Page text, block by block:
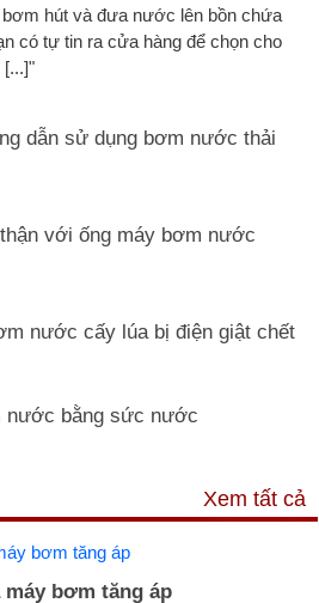
hút và đưa nước lên bồn chứa
có tự tin ra cửa hàng để chọn cho
dẫn sử dụng bơm nước thải
với ống máy bơm nước
nước cấy lúa bị điện giật chết
nước bằng sức nước
Xem tất cả
bơm tăng áp